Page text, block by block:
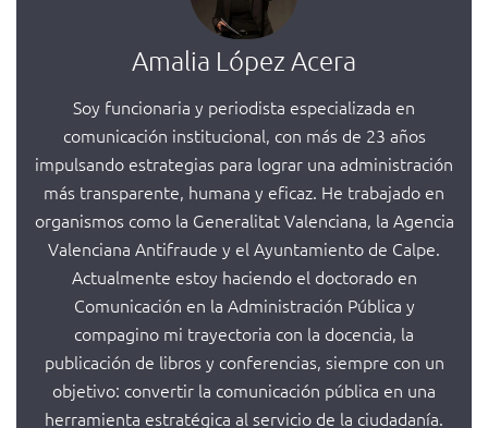
Amalia López Acera
Soy funcionaria y periodista especializada en
comunicación institucional, con más de 23 años
impulsando estrategias para lograr una administración
más transparente, humana y eficaz. He trabajado en
organismos como la Generalitat Valenciana, la Agencia
Valenciana Antifraude y el Ayuntamiento de Calpe.
Actualmente estoy haciendo el doctorado en
Comunicación en la Administración Pública y
compagino mi trayectoria con la docencia, la
publicación de libros y conferencias, siempre con un
objetivo: convertir la comunicación pública en una
herramienta estratégica al servicio de la ciudadanía.